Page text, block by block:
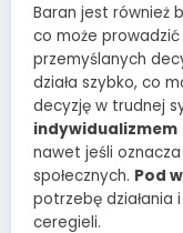
Baran jest również
co może
przemyślanych
działa szybko, co
decyzję w trudnej
indywidualizmem
nawet jeśli
społecznych. Pod
potrzebę działania
ceregieli.